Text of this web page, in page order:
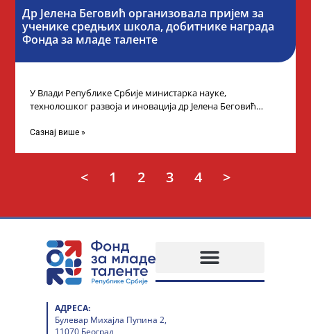
Др Јелена Беговић организовала пријем за
ученике средњих школа, добитнике награда
Фонда за младе таленте
У Влади Републике Србије министарка науке,
технолошког развоја и иновација др Јелена Беговић
Сазнај више »
< 1 2 3 4 >
АДРЕСА:
Булевар Михајла Пупина 2,
11070 Београд